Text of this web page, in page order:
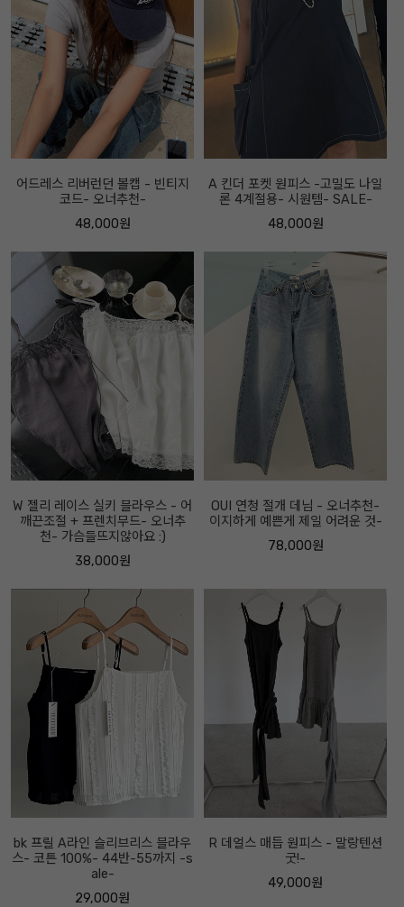
어드레스 리버런던 볼캡 - 빈티지
코드- 오너추천-
48,000원
A 킨더 포켓 원피스 -고밀도 나일
론 4계절용- 시원템- SALE-
48,000원
W 젤리 레이스 실키 블라우스 - 어
깨끈조절 + 프렌치무드- 오너추
천- 가슴들뜨지않아요 :)
38,000원
OUI 연청 절개 데님 - 오너추천-
이지하게 예쁜게 제일 어려운 것-
78,000원
bk 프릴 A라인 슬리브리스 블라우
스- 코튼 100%- 44반-55까지 -s
ale-
29,000원
R 데얼스 매듭 원피스 - 말랑텐션
굿!-
49,000원